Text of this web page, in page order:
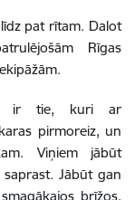
pat rītam. Dalot
Rīgas
ir tie, kuri ar
pirmoreiz, un
Viņiem jābūt
Jābūt gan
brīžos,